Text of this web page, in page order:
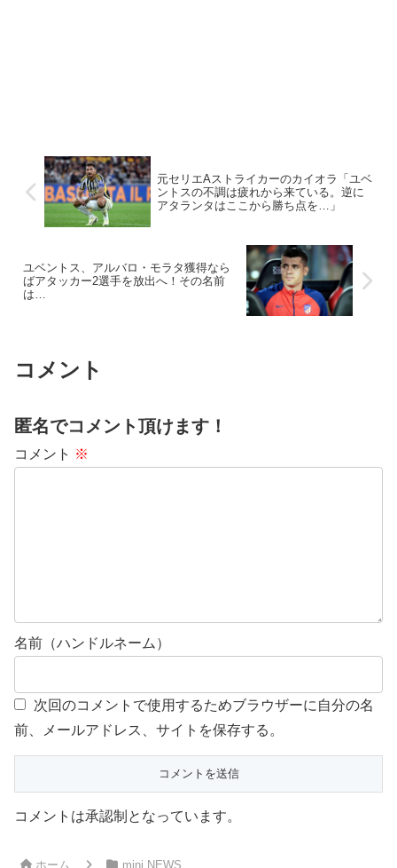
元セリエAストライカーのカイオラ「ユベ
ントスの不調は疲れから来ている。逆に
アタランタはここから勝ち点を…」
ユベントス、アルバロ・モラタ獲得なら
ばアタッカー2選手を放出へ！その名前
は…
コメント
匿名でコメント頂けます！
コメント ※
名前（ハンドルネーム）
次回のコメントで使用するためブラウザーに自分の名
前、メールアドレス、サイトを保存する。
コメントは承認制となっています。
ホーム mini NEWS